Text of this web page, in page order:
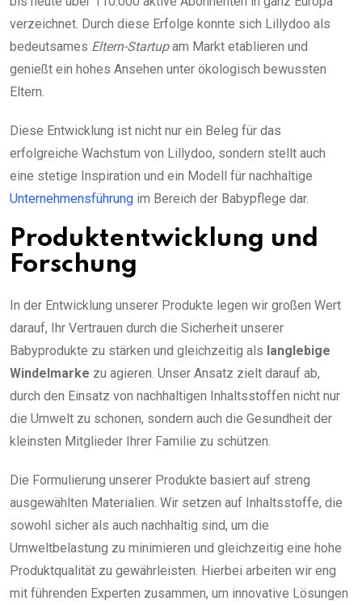
verzeichnet. Durch diese Erfolge konnte sich Lillydoo als
bedeutsames Eltern-Startupam Markt etablieren und
genießt ein hohes Ansehen unter ökologisch bewussten
Eltern.
Diese Entwicklung ist nicht nur ein Beleg für das
erfolgreiche Wachstum von Lillydoo, sondern stellt auch
eine stetige Inspiration und ein Modell für nachhaltige
Unternehmensführung im Bereich der Babypflege dar.
Produktentwicklung und
Forschung
In der Entwicklung unserer Produkte legen wir großen Wert
darauf, Ihr Vertrauen durch die Sicherheit unserer
Babyprodukte zu stärken und gleichzeitig als langlebige
Windelmarke zu agieren. Unser Ansatz zielt darauf ab,
durch den Einsatz von nachhaltigen Inhaltsstoffen nicht nur
die Umwelt zu schonen, sondern auch die Gesundheit der
kleinsten Mitglieder Ihrer Familie zu schützen.
Die Formulierung unserer Produkte basiert auf streng
ausgewählten Materialien. Wir setzen auf Inhaltsstoffe, die
sowohl sicher als auch nachhaltig sind, um die
Umweltbelastung zu minimieren und gleichzeitig eine hohe
Produktqualität zu gewährleisten. Hierbei arbeiten wir eng
mit führenden Experten zusammen, um innovative Lösungen